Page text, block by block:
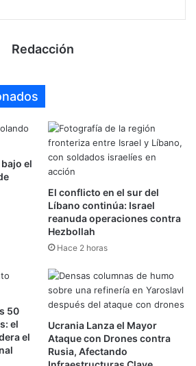
Redacción
el
El conflicto en el sur del
Líbano continúa: Israel
reanuda operaciones contra
Hezbollah
Hace 2 horas
50
el
el
Ucrania Lanza el Mayor
Ataque con Drones contra
Rusia, Afectando